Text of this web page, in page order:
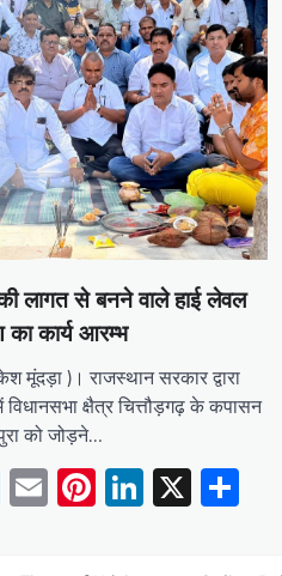
लागत से बनने वाले हाई लेवल
का कार्य आरम्भ
मूंदड़ा )। राजस्थान सरकार द्वारा
क्षैत्र चित्तौड़गढ़ के कपासन
को जोड़ने…
Facebook
EmailPinterest
LinkedIn
X